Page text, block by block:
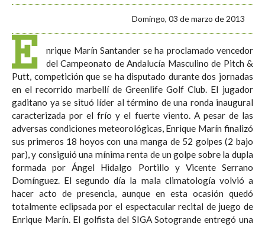
Domingo, 03 de marzo de 2013
E
nrique Marín Santander se ha proclamado vencedor
del Campeonato de Andalucía Masculino de Pitch &
Putt, competición que se ha disputado durante dos jornadas
en el recorrido marbellí de Greenlife Golf Club. El jugador
gaditano ya se situó líder al término de una ronda inaugural
caracterizada por el frío y el fuerte viento. A pesar de las
adversas condiciones meteorológicas, Enrique Marín finalizó
sus primeros 18 hoyos con una manga de 52 golpes (2 bajo
par), y consiguió una mínima renta de un golpe sobre la dupla
formada por Ángel Hidalgo Portillo y Vicente Serrano
Domínguez. El segundo día la mala climatología volvió a
hacer acto de presencia, aunque en esta ocasión quedó
totalmente eclipsada por el espectacular recital de juego de
Enrique Marín. El golfista del SIGA Sotogrande entregó una